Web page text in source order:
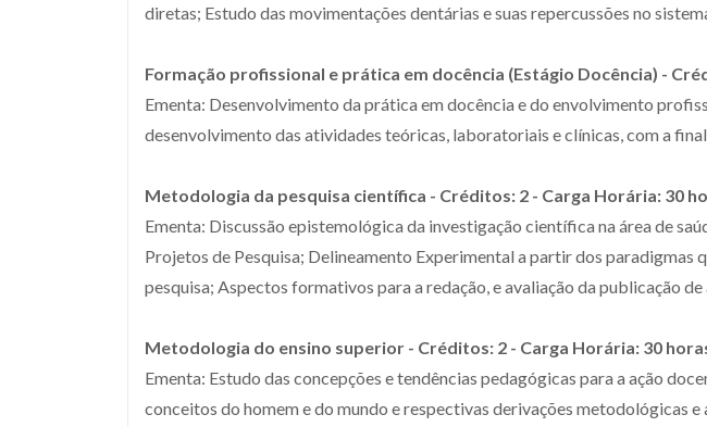
diretas; Estudo das movimentações dentárias e suas repercussões no
Formação profissional e prática em docência (Estágio Docência) -
Ementa: Desenvolvimento da prática em docência e do envolvimento
desenvolvimento das atividades teóricas, laboratoriais e clínicas, com a
Metodologia da pesquisa científica - Créditos: 2 - Carga Horária: 30
Ementa: Discussão epistemológica da investigação científica na área de
Projetos de Pesquisa; Delineamento Experimental a partir dos
pesquisa; Aspectos formativos para a redação, e avaliação da publicação
Metodologia do ensino superior - Créditos: 2 - Carga Horária: 30
Ementa: Estudo das concepções e tendências pedagógicas para a ação
conceitos do homem e do mundo e respectivas derivações metodológicas